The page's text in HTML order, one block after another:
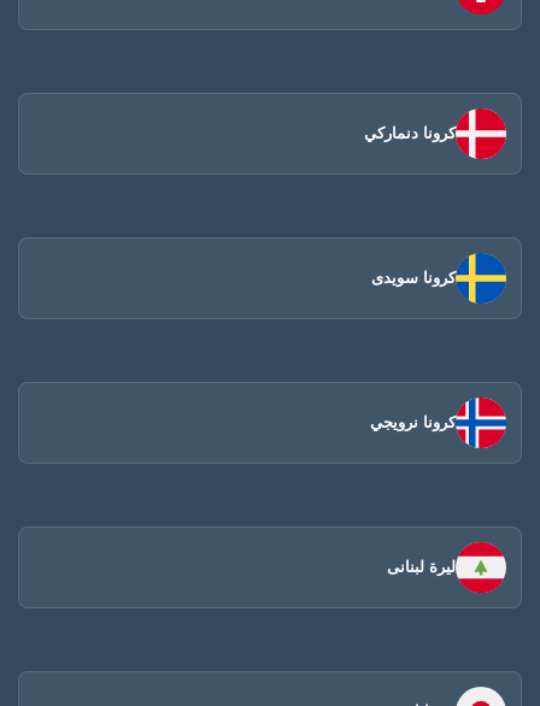
كرونا دنماركي
كرونا سويدى
كرونا نرويجي
ليرة لبنانى